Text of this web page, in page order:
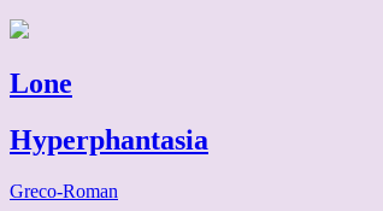
Lone
Hyperphantasia
Greco-Roman